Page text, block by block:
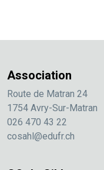
Association
Route de Matran 24
1754 Avry-Sur-Matran
026 470 43 22
cosahl@edufr.ch